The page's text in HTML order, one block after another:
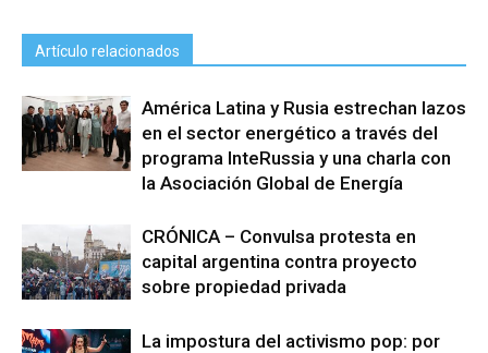
Artículo relacionados
América Latina y Rusia estrechan lazos
en el sector energético a través del
programa InteRussia y una charla con
la Asociación Global de Energía
CRÓNICA – Convulsa protesta en
capital argentina contra proyecto
sobre propiedad privada
La impostura del activismo pop: por